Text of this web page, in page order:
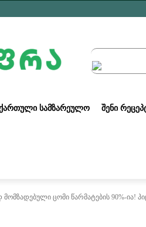
ᲥᲐᲠᲗᲣᲚᲘ ᲡᲐᲛᲖᲐᲠᲔᲣᲚᲝ ᲨᲔᲜᲘ
ცომი წარმატების 90%-ია!